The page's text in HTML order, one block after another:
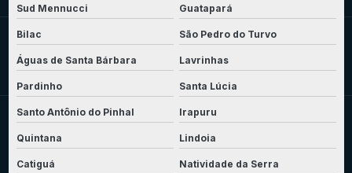
Sud Mennucci Guatapará
Bilac São Pedro do Turvo
Águas de Santa Bárbara Lavrinhas
Pardinho Santa Lúcia
Santo Antônio do Pinhal Irapuru
Quintana Lindoia
Catiguá Natividade da Serra